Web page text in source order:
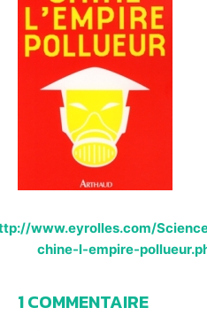
www.eyrolles.com/
chine-l-empire-
1 COMMENTAIRE